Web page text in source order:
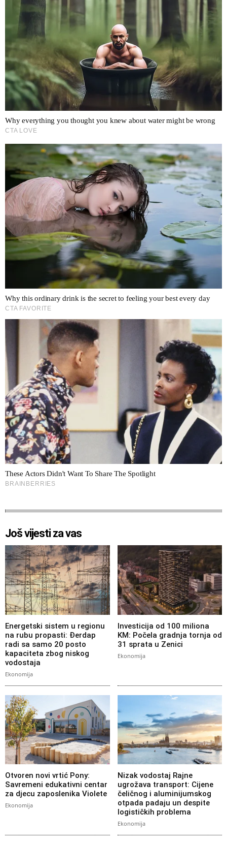
Još vijesti za vas
Energetski sistem u regionu
na rubu propasti: Đerdap
radi sa samo 20 posto
kapaciteta zbog niskog
vodostaja
Ekonomija
Investicija od 100 miliona
KM: Počela gradnja tornja od
31 sprata u Zenici
Ekonomija
Otvoren novi vrtić Pony:
Savremeni edukativni centar
za djecu zaposlenika Violete
Ekonomija
Nizak vodostaj Rajne
ugrožava transport: Cijene
čeličnog i aluminijumskog
otpada padaju un despite
logističkih problema
Ekonomija